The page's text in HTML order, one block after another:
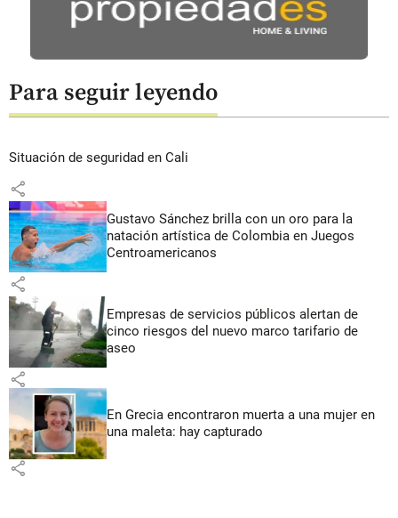
Para seguir leyendo
Situación de seguridad en Cali
share
Gustavo Sánchez brilla con un oro para la
natación artística de Colombia en Juegos
Centroamericanos
share
Empresas de servicios públicos alertan de
cinco riesgos del nuevo marco tarifario de
aseo
share
En Grecia encontraron muerta a una mujer en
una maleta: hay capturado
share